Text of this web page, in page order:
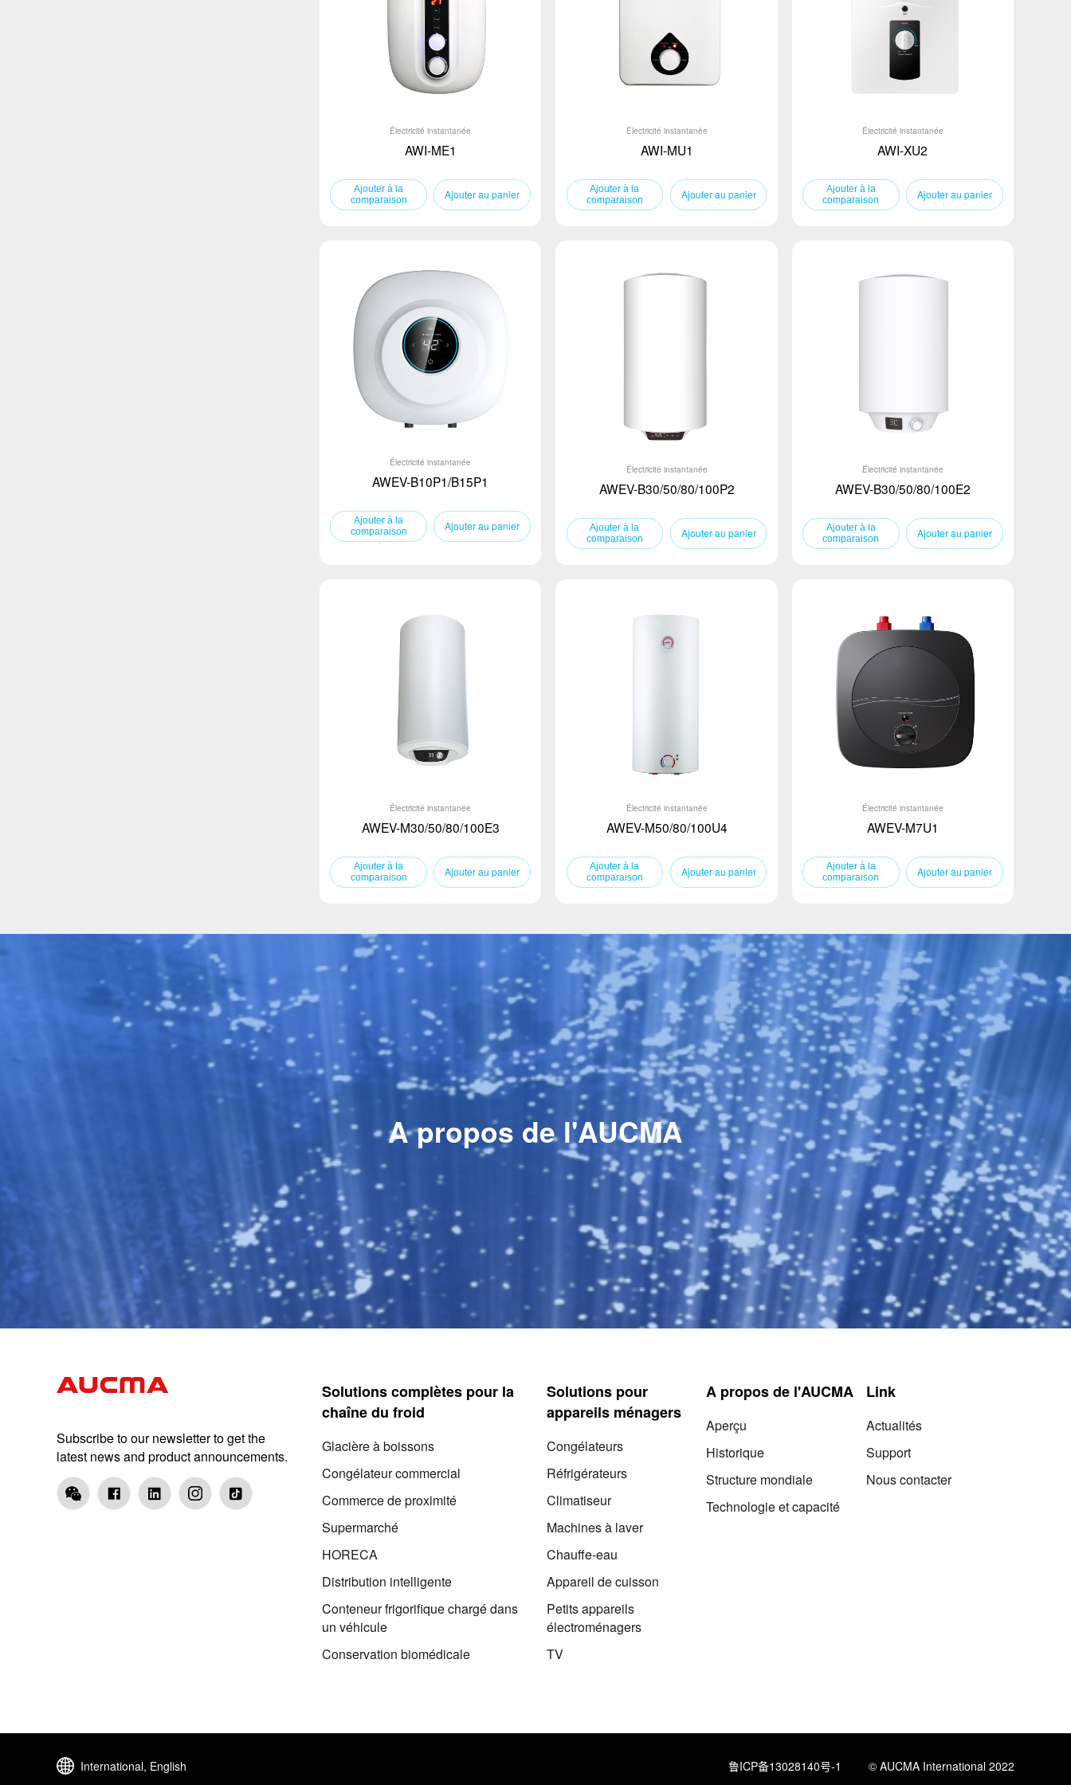
Électricité instantanée
AWI-ME1
Ajouter au panier
Électricité instantanée
AWI-MU1
Ajouter au panier
Électricité instantanée
AWI-XU2
Ajouter au panier
Électricité instantanée
AWEV-B10P1/B15P1
Ajouter au panier
Électricité instantanée
AWEV-B30/50/80/100P2
Ajouter au panier
Électricité instantanée
AWEV-B30/50/80/100E2
Ajouter au panier
Électricité instantanée
AWEV-M30/50/80/100E3
Ajouter au panier
Électricité instantanée
AWEV-M50/80/100U4
Ajouter au panier
Électricité instantanée
AWEV-M7U1
Ajouter au panier
A propos de l'AUCMA
Subscribe to our newsletter to get the
latest news and product announcements.
Solutions complètes pour la
chaîne du froid
Glacière à boissons
Congélateur commercial
Commerce de proximité
Supermarché
HORECA
Distribution intelligente
Conteneur frigorifique chargé dans
un véhicule
Conservation biomédicale
Solutions pour
appareils ménagers
Congélateurs
Réfrigérateurs
Climatiseur
Machines à laver
Chauffe-eau
Appareil de cuisson
Petits appareils
électroménagers
TV
A propos de l'AUCMA
Aperçu
Historique
Structure mondiale
Technologie et capacité
Link
Actualités
Support
Nous contacter
International, English 鲁ICP备13028140号-1 © AUCMA International 2022